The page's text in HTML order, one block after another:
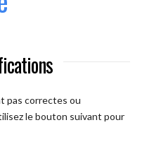
pas correctes ou
le bouton suivant pour